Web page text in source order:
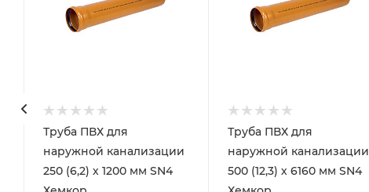
Труба ПВХ для
наружной канализации
250 (6,2) х 1200 мм SN4
Труба ПВХ для
наружной канализации
500 (12,3) х 6160 мм SN4